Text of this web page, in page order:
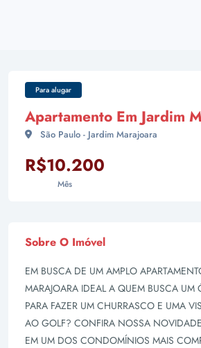
Para alugar
Apartamento Em Jardim
São Paulo - Jardim Marajoara
R$10.200
Mês
Sobre O Imóvel
EM BUSCA DE UM AMPLO
MARAJOARA IDEAL A QUEM BUSCA UM
PARA FAZER UM CHURRASCO E UMA
AO GOLF? CONFIRA NOSSA
EM UM DOS CONDOMÍNIOS MAIS